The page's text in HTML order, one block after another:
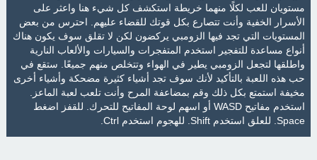
مستويان للعب لكلًا منهما خريطة استكشف كل شيء هنا واعثر على
الأسرار الخفية وأنت تتصارع بكل قوتك للقضاء عليهم. احترس من بعض
المستويات التي تجد فيها الزومبي يركضون لكن لا تقلق سوف يكون هناك
أنواع مساعدة للتفجير استخدم المتفجرات والسيارات والألعاب النارية
واطلقها لتجعل الزومبي يطير في الهواء وتتخلص منهم جميعًا. ستقع في
حب هذه اللعبة بالتأكيد لأنك سوف تجد أشياء كثيرة مضحكة وأشياء أخرى
مخيفة استمتع بكل ذلك وقم بمضاعفة المرح وأنت تلعب لعبة الماعز.
استخدم مفاتيح WASD أو اسهم لوحة المفاتيح للتحرك. للقفز اضغط
Space. للعلق استخدم Shift. للهجوم استخدم Ctrl.